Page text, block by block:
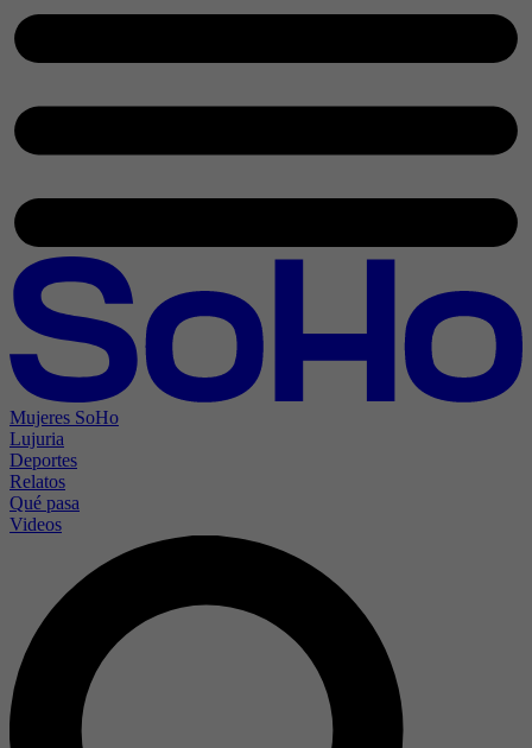
Mujeres SoHo
Lujuria
Deportes
Relatos
Qué pasa
Videos